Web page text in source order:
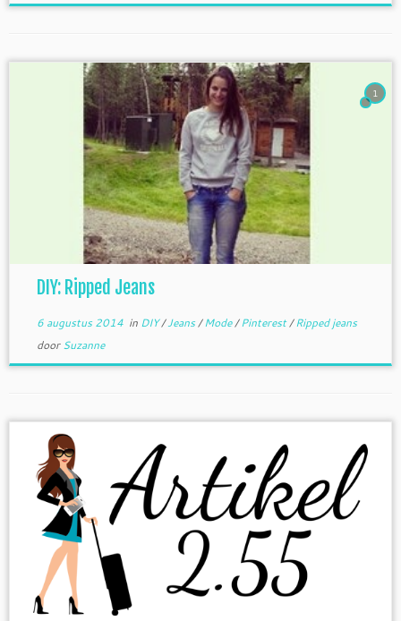
1
DIY: Ripped Jeans
6 augustus 2014in DIY/Jeans/Mode/Pinterest/Ripped jeans
doorSuzanne